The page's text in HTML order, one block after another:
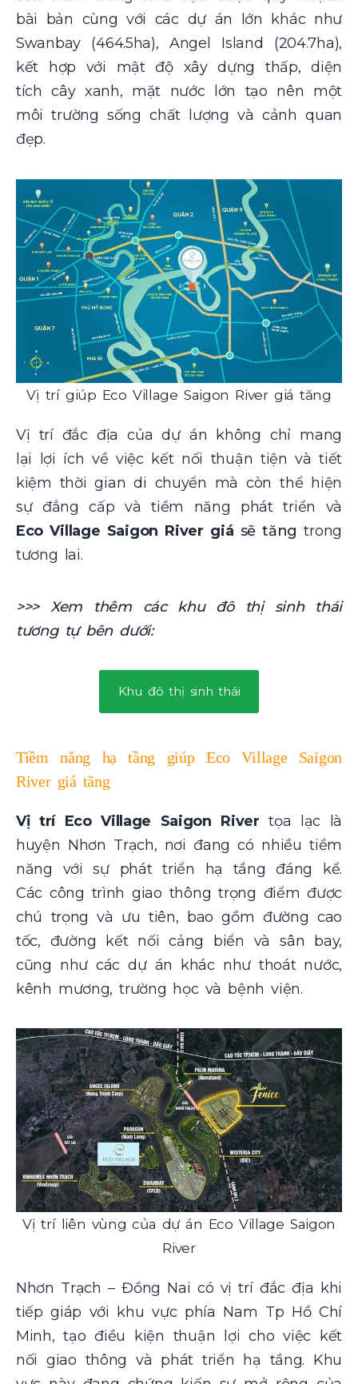
bài bản cùng với các dự án lớn khác như
Swanbay (464.5ha), Angel Island (204.7ha),
kết hợp với mật độ xây dựng thấp, diện
tích cây xanh, mặt nước lớn tạo nên một
môi trường sống chất lượng và cảnh quan
đẹp.
Vị trí giúp Eco Village Saigon River giá tăng
Vị trí đắc địa của dự án không chỉ mang
lại lợi ích về việc kết nối thuận tiện và tiết
kiệm thời gian di chuyển mà còn thể hiện
sự đẳng cấp và tiềm năng phát triển và
Eco Village Saigon River giá sẽ tăng trong
tương lai.
>>> Xem thêm các khu đô thị sinh thái
tương tự bên dưới:
Khu đô thị sinh thái
Tiềm năng hạ tầng giúp Eco Village Saigon
River giá tăng
Vị trí Eco Village Saigon River tọa lạc là
huyện Nhơn Trạch, nơi đang có nhiều tiềm
năng với sự phát triển hạ tầng đáng kể.
Các công trình giao thông trọng điểm được
chú trọng và ưu tiên, bao gồm đường cao
tốc, đường kết nối cảng biển và sân bay,
cũng như các dự án khác như thoát nước,
kênh mương, trường học và bệnh viện.
Vị trí liên vùng của dự án Eco Village Saigon
River
Nhơn Trạch – Đồng Nai có vị trí đắc địa khi
tiếp giáp với khu vực phía Nam Tp Hồ Chí
Minh, tạo điều kiện thuận lợi cho việc kết
nối giao thông và phát triển hạ tầng. Khu